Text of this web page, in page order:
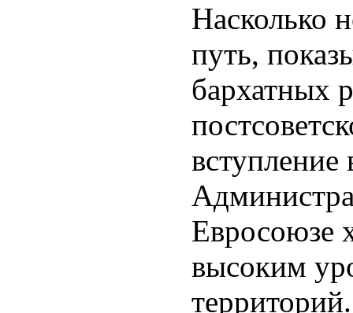
Насколько
путь,
бархатных
Евросоюзе
высоким